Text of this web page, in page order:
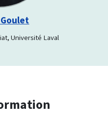
Université Laval